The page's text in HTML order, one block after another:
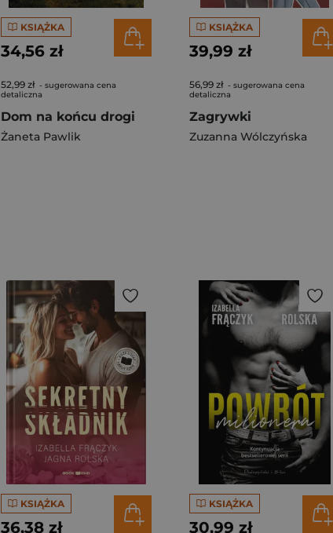
KSIĄŻKA
34,56 zł
52,99 zł - sugerowana cena
detaliczna
Dom na końcu drogi
Żaneta Pawlik
KSIĄŻKA
39,99 zł
56,99 zł - sugerowana cena
detaliczna
Zagrywki
Zuzanna Wólczyńska
KSIĄŻKA
36,38 zł
KSIĄŻKA
30,99 zł